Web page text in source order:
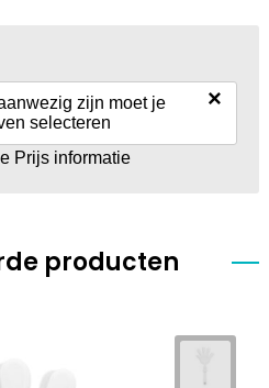
zijn moet je
selecteren
×
Prijs informatie
producten